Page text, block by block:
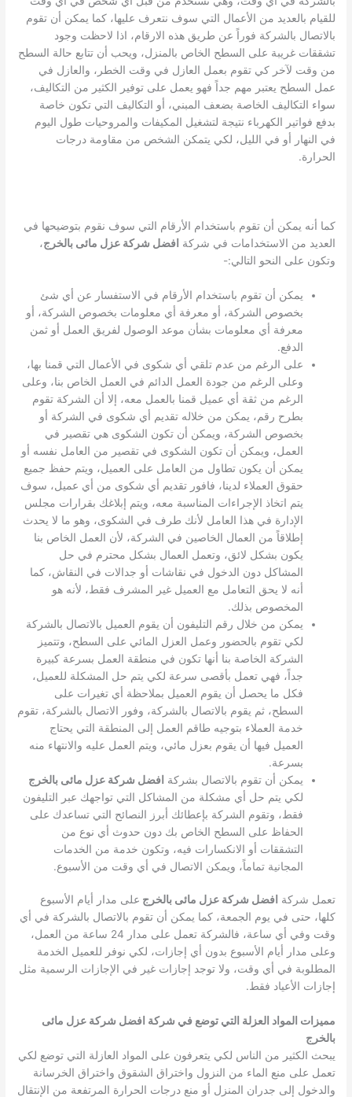
للقيام بالعديد من الأعمال التي سوف نتعرف عليها، كما يمكن أن تقوم
بالاتصال بالشركة فوراً عن طريق هذه الارقام، اذا لاحظت وجود
تشققات غريبة على السطح الخاص بالمنزل، ويحب أن تتابع حالة السطح
من وقت لآخر كي تقوم بعمل العازل في وقت الخطر، والعازل في
عمل السطح يعتبر مهم جداً فهو يعمل على توفير الكثير من التكاليف،
سواء التكاليف الخاصة بضعف المبني، أو التكاليف التي تكون خاصة
بدفع فواتير الكهرباء نتيجة لتشغيل المكيفات والمروحيات طول اليوم
في النهار أو في الليل، لكي يتمكن الشخص من مقاومة درجات
الحرارة.
كما أنه يمكن أن تقوم باستخدام الأرقام التي سوف نقوم بتوضيحها في
العديد من الاستخدامات في شركة افضل شركة عزل مائى بالخرج،
وتكون على النحو التالي:-
يمكن أن تقوم باستخدام الأرقام في الاستفسار عن أي شئ
بخصوص الشركة، أو معرفة أي معلومات بخصوص الشركة، أو
معرفة أي معلومات بشأن موعد الوصول لفريق العمل أو ثمن
الدفع.
على الرغم من عدم تلقي أي شكوى في الأعمال التي قمنا بها،
وعلى الرغم من جودة العمل الدائم في العمل الخاص بنا، وعلى
الرغم من ثقة أي عميل قمنا بالعمل معه، إلا أن الشركة تقوم
بطرح رقم، يمكن من خلاله تقديم أي شكوى في الشركة أو
بخصوص الشركة، ويمكن أن تكون الشكوى هي تقصير في
العمل، ويمكن أن تكون الشكوى في تقصير من العامل نفسه أو
يمكن أن يكون تطاول من العامل على العميل، ويتم حفظ جميع
حقوق العملاء لدينا، فافور تقديم أي شكوى من أي عميل، سوف
يتم اتخاذ الإجراءات المناسبة معه، ويتم إبلاغك بقرارات مجلس
الإدارة في هذا العامل لأنك طرف في الشكوى، وهو ما لا يحدث
إطلاقاً من العمال الخاصين في الشركة، لأن العمل الخاص بنا
يكون بشكل لائق، وتعمل العمال بشكل محترم في حل
المشاكل دون الدخول في نقاشات أو جدالات في النقاش، كما
أنه لا يحق التعامل مع العميل غير المشرف فقط، لأنه هو
المخصوص بذلك.
يمكن من خلال رقم التليفون أن يقوم العميل بالاتصال بالشركة
لكي تقوم بالحضور وعمل العزل المائي على السطح، وتتميز
الشركة الخاصة بنا أنها تكون في منطقة العمل بسرعة كبيرة
جداً، فهي تعمل بأقصى سرعة لكي يتم حل المشكلة للعميل،
فكل ما يحصل أن يقوم العميل بملاحظة أي تغيرات على
السطح، ثم يقوم بالاتصال بالشركة، وفور الاتصال بالشركة، تقوم
خدمة العملاء بتوجيه طاقم العمل إلى المنطقة التي يحتاج
العميل فيها أن يقوم بعزل مائي، ويتم العمل عليه والانتهاء منه
بسرعة.
يمكن أن تقوم بالاتصال بشركة افضل شركة عزل مائى بالخرج
لكي يتم حل أي مشكلة من المشاكل التي تواجهك عبر التليفون
فقط، وتقوم الشركة بإعطائك أبرز النصائح التي تساعدك على
الحفاظ على السطح الخاص بك دون حدوث أي نوع من
التشققات أو الانكسارات فيه، وتكون خدمة من الخدمات
المجانية تماماً، ويمكن الاتصال في أي وقت من الأسبوع.
تعمل شركة افضل شركة عزل مائى بالخرج على مدار أيام الأسبوع
كلها، حتى في يوم الجمعة، كما يمكن أن تقوم بالاتصال بالشركة في أي
وقت وفي أي ساعة، فالشركة تعمل على مدار 24 ساعة من العمل،
وعلى مدار أيام الأسبوع بدون أي إجازات، لكي نوفر للعميل الخدمة
المطلوبة في أي وقت، ولا توجد إجازات غير في الإجازات الرسمية مثل
إجازات الأعياد فقط.
مميزات المواد العزلة التي توضع في شركة افضل شركة عزل مائى
بالخرج
يبحث الكثير من الناس لكي يتعرفون على المواد العازلة التي توضع لكي
تعمل على منع الماء من النزول واختراق الشقوق واختراق الخرسانة
والدخول إلى جدران المنزل أو منع درجات الحرارة المرتفعة من الإنتقال